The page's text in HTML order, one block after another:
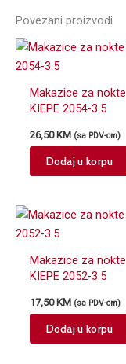
Povezani proizvodi
Makazice za nokte
KIEPE 2054-3.5
26,50 KM (sa PDV-om)
Dodaj u korpu
Makazice za nokte
KIEPE 2052-3.5
17,50KM (sa PDV-om)
Dodaj u korpu